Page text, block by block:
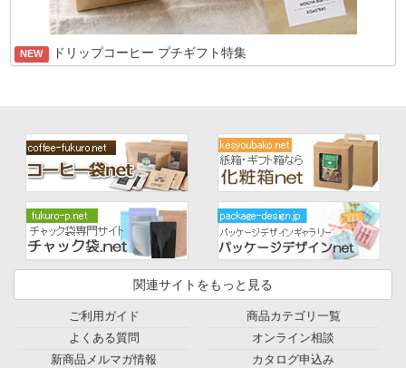
NEW ドリップコーヒー プチギフト特集
関連サイトをもっと見る
ご利用ガイド
よくある質問
新商品メルマガ情報
商品カテゴリ一覧
オンライン相談
カタログ申込み